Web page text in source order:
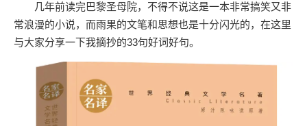
几年前读完巴黎圣母院，不得不说这是一本非常搞笑又非
常浪漫的小说，而雨果的文笔和思想也是十分闪光的，在这里
与大家分享一下我摘抄的33句好词好句。